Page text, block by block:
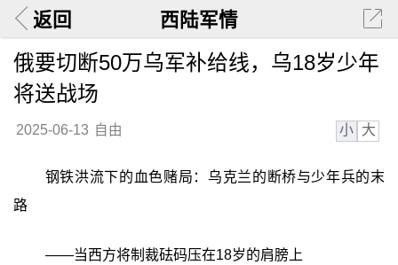
返回 西陆军情
俄要切断50万乌军补给线，乌18岁少年
将送战场
2025-06-13 自由 小 大
钢铁洪流下的血色赌局：乌克兰的断桥与少年兵的末
路
——当西方将制裁砝码压在18岁的肩膀上